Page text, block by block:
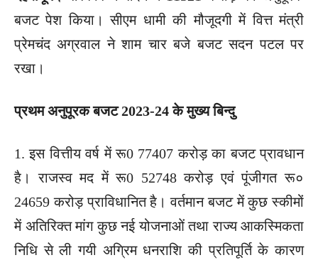
बजट पेश किया। सीएम धामी की मौजूदगी में वित्त मंत्री
प्रेमचंद अग्रवाल ने शाम चार बजे बजट सदन पटल पर
रखा।
प्रथम अनुपूरक बजट 2023-24 के मुख्य बिन्दु
1. इस वित्तीय वर्ष में रू0 77407 करोड़ का बजट प्रावधान
है। राजस्व मद में रू0 52748 करोड़ एवं पूंजीगत रू०
24659 करोड़ प्राविधानित है। वर्तमान बजट में कुछ स्कीमों
में अतिरिक्त मांग कुछ नई योजनाओं तथा राज्य आकस्मिकता
निधि से ली गयी अग्रिम धनराशि की प्रतिपूर्ति के कारण